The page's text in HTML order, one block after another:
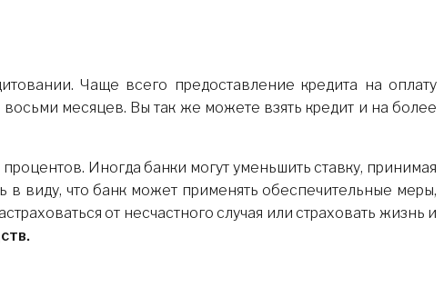
Чаще всего предоставление кредита на оплату
месяцев. Вы так же можете взять кредит и на более
Иногда банки могут уменьшить ставку, принимая
виду, что банк может применять обеспечительные меры,
от несчастного случая или страховать жизнь и